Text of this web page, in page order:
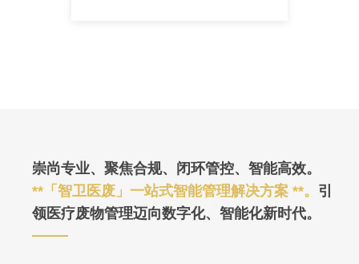
崇尚专业、聚焦合规、闭环管控、智能高效。
**「智卫医废」一站式智能管理解决方案 **。 引
领医疗废物管理迈向数字化、智能化新时代。